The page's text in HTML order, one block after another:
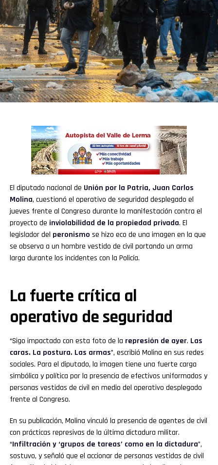
El diputado nacional de Unión por la Patria, Juan Carlos
Molina, cuestionó el operativo de seguridad desplegado el
jueves frente al Congreso durante la manifestación contra el
proyecto de inviolabilidad de la propiedad privada. El
legislador del peronismo se hizo eco de una imagen en la que
se observa a un hombre vestido de civil portando un arma
larga durante los incidentes con la Policía.
La fuerte crítica al
operativo de seguridad
“Sigo impactado con esta foto de la represión de ayer. Las
caras. La postura. Las armas”, escribió Molina en sus redes
sociales. Para el diputado, la imagen tiene una fuerte carga
simbólica y política por la presencia de efectivos uniformados y
personas vestidas de civil en medio del operativo desplegado
frente al Congreso.
En su publicación, Molina vinculó la presencia de agentes de civil
con prácticas represivas de la última dictadura militar.
“Infiltración y ‘grupos de tareas’ como en la dictadura”,
sostuvo, y señaló que el accionar de personas vestidas de civil